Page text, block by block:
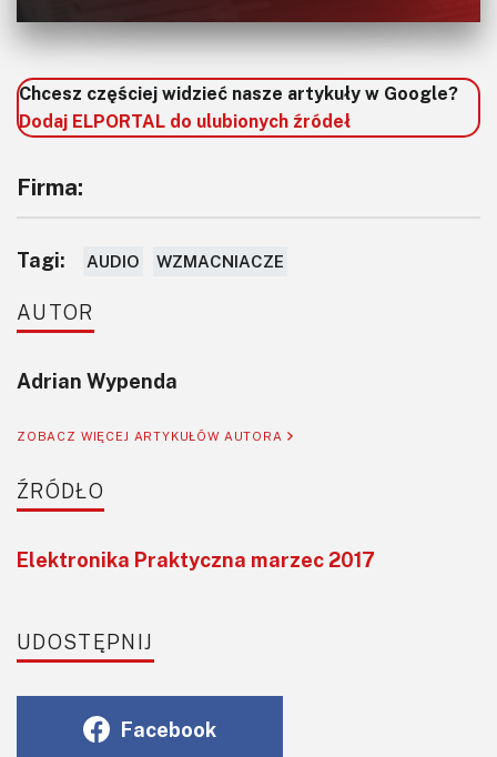
Chcesz częściej widzieć nasze artykuły w Google?
Dodaj ELPORTAL do ulubionych źródeł
Firma:
Tagi: AUDIO WZMACNIACZE
AUTOR
Adrian Wypenda
ZOBACZ WIĘCEJ ARTYKUŁÓW AUTORA
ŹRÓDŁO
Elektronika Praktyczna marzec 2017
UDOSTĘPNIJ
Facebook